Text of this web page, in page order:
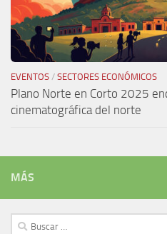
EVENTOS / SECTORES ECONÓMICOS
Plano Norte en Corto 2025
cinematográfica del norte
MÁS
Buscar: